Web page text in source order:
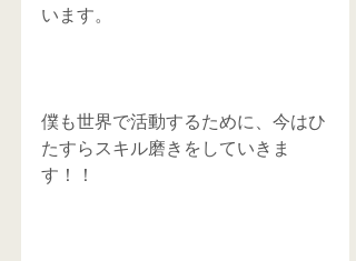
います。
僕も世界で活動するために、今はひ
たすらスキル磨きをしていきま
す！！